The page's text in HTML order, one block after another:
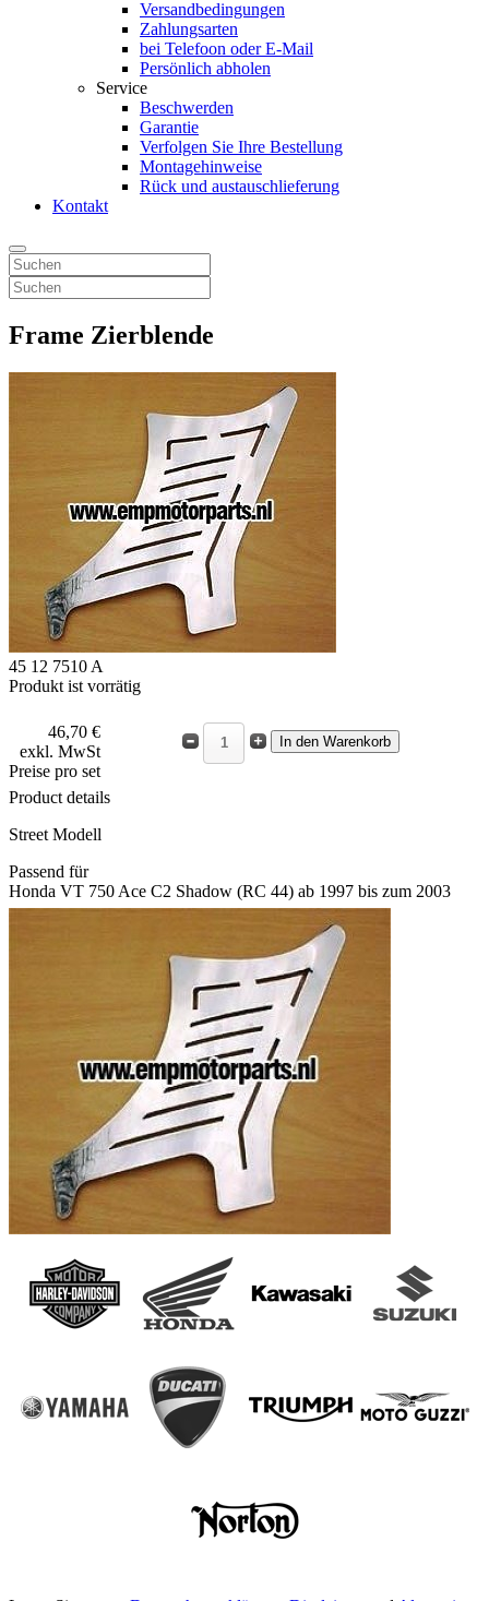
Versandbedingungen
Zahlungsarten
bei Telefoon oder E-Mail
Persönlich abholen
Service
Beschwerden
Garantie
Verfolgen Sie Ihre Bestellung
Montagehinweise
Rück und austauschlieferung
Kontakt
Frame Zierblende
45 12 7510 A
Produkt ist vorrätig
46,70 €
exkl. MwSt
Preise pro set
Product details
Street Modell
Passend für
Honda VT 750 Ace C2 Shadow (RC 44) ab 1997 bis zum 2003